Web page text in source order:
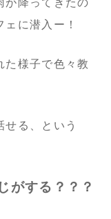
に潜入ー！
た様子で色々教
る、という
がする？？？